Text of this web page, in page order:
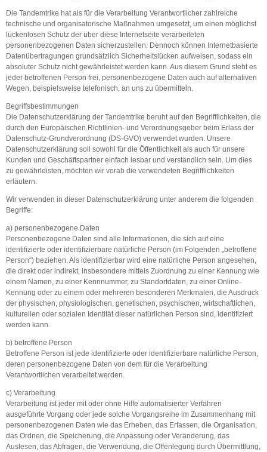
Die Tandemtrike hat als für die Verarbeitung Verantwortlicher zahlreiche
technische und organisatorische Maßnahmen umgesetzt, um einen möglichst
lückenlosen Schutz der über diese Internetseite verarbeiteten
personenbezogenen Daten sicherzustellen. Dennoch können Internetbasierte
Datenübertragungen grundsätzlich Sicherheitslücken aufweisen, sodass ein
absoluter Schutz nicht gewährleistet werden kann. Aus diesem Grund steht es
jeder betroffenen Person frei, personenbezogene Daten auch auf alternativen
Wegen, beispielsweise telefonisch, an uns zu übermitteln.
Begriffsbestimmungen
Die Datenschutzerklärung der Tandemtrike beruht auf den Begrifflichkeiten, die
durch den Europäischen Richtlinien- und Verordnungsgeber beim Erlass der
Datenschutz-Grundverordnung (DS-GVO) verwendet wurden. Unsere
Datenschutzerklärung soll sowohl für die Öffentlichkeit als auch für unsere
Kunden und Geschäftspartner einfach lesbar und verständlich sein. Um dies
zu gewährleisten, möchten wir vorab die verwendeten Begrifflichkeiten
erläutern.
Wir verwenden in dieser Datenschutzerklärung unter anderem die folgenden
Begriffe:
a) personenbezogene Daten
Personenbezogene Daten sind alle Informationen, die sich auf eine
identifizierte oder identifizierbare natürliche Person (im Folgenden „betroffene
Person“) beziehen. Als identifizierbar wird eine natürliche Person angesehen,
die direkt oder indirekt, insbesondere mittels Zuordnung zu einer Kennung wie
einem Namen, zu einer Kennnummer, zu Standortdaten, zu einer Online-
Kennung oder zu einem oder mehreren besonderen Merkmalen, die Ausdruck
der physischen, physiologischen, genetischen, psychischen, wirtschaftlichen,
kulturellen oder sozialen Identität dieser natürlichen Person sind, identifiziert
werden kann.
b) betroffene Person
Betroffene Person ist jede identifizierte oder identifizierbare natürliche Person,
deren personenbezogene Daten von dem für die Verarbeitung
Verantwortlichen verarbeitet werden.
c) Verarbeitung
Verarbeitung ist jeder mit oder ohne Hilfe automatisierter Verfahren
ausgeführte Vorgang oder jede solche Vorgangsreihe im Zusammenhang mit
personenbezogenen Daten wie das Erheben, das Erfassen, die Organisation,
das Ordnen, die Speicherung, die Anpassung oder Veränderung, das
Auslesen, das Abfragen, die Verwendung, die Offenlegung durch Übermittlung,